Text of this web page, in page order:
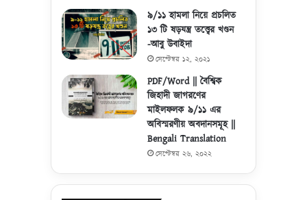
৯/১১ হামলা নিয়ে প্রচলিত
১৩ টি ষড়যন্ত্র তত্ত্বের খণ্ডন
-আবু উবাইদা
সেপ্টেম্বর ১২, ২০২১
PDF/Word || বৈশ্বিক
জিহাদী জাগরণের
মাইলফলক ৯/১১ এর
অবিস্মরণীয় অবদানসমূহ ||
Bengali Translation
সেপ্টেম্বর ২৬, ২০২২